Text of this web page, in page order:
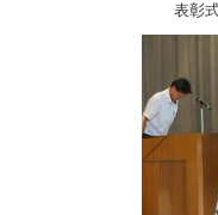
表彰